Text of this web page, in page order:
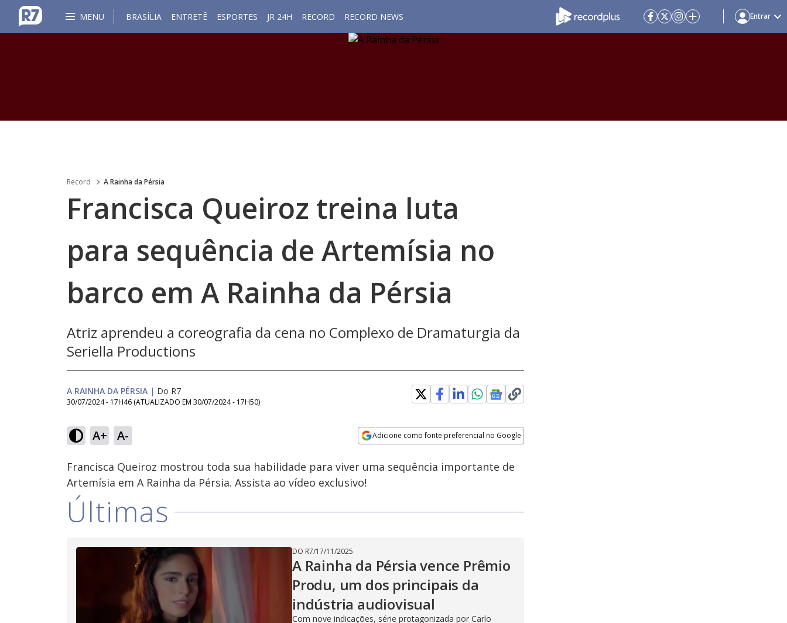
MENU BRASÍLIA ENTRETÊ ESPORTES JR 24H RECORD RECORD NEWS Entrar
Record A Rainha da Pérsia
Francisca Queiroz treina luta
para sequência de Artemísia no
barco em A Rainha da Pérsia
Atriz aprendeu a coreografia da cena no Complexo de Dramaturgia da
Seriella Productions
A RAINHA DA PÉRSIA | Do R7
30/07/2024 - 17H46 (ATUALIZADO EM 30/07/2024 - 17H50)
A+ A- Adicione como fonte preferencial no Google
Ativar
Som
Velocidade
Francisca Queiroz mostrou toda sua habilidade para viver uma sequência importante de
Artemísia em A Rainha da Pérsia. Assista ao vídeo exclusivo!
Últimas
DO R7/17/11/2025
A Rainha da Pérsia vence Prêmio
Produ, um dos principais da
indústria audiovisual
Com nove indicações, série protagonizada por Carlo